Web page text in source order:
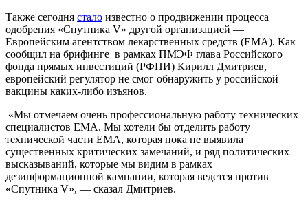
Также сегодня стало известно о продвижении процесса
одобрения «Спутника V» другой организацией —
Европейским агентством лекарственных средств (ЕМА). Как
сообщил на брифинге в рамках ПМЭФ глава Российского
фонда прямых инвестиций (РФПИ) Кирилл Дмитриев,
европейский регулятор не смог обнаружить у российской
вакцины каких-либо изъянов.
«Мы отмечаем очень профессиональную работу технических
специалистов EMA. Мы хотели бы отделить работу
технической части EMA, которая пока не выявила
существенных критических замечаний, и ряд политических
высказываний, которые мы видим в рамках
дезинформационной кампании, которая ведется против
«Спутника V», — сказал Дмитриев.